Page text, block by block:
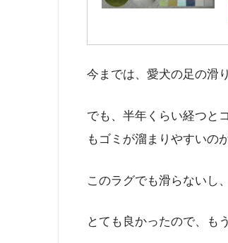
今までは、愛犬の足の滑
でも、半年くらい経つと
もゴミが溜まりやすいの
このラグでも滑らないし
とても良かったので、も